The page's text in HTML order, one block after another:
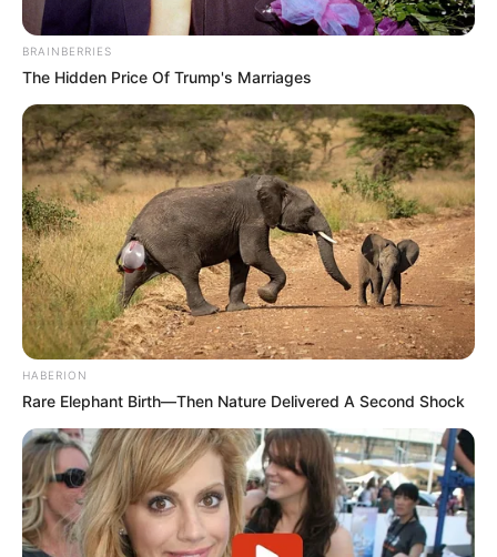
BRAINBERRIES
The Hidden Price Of Trump's Marriages
HABERION
Rare Elephant Birth—Then Nature Delivered A Second Shock